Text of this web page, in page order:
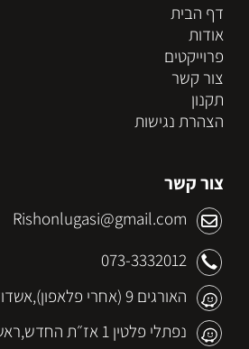
דף הבית
אודות
פרוייקטים
צור קשר
תקנון
הצהרת נגישות
צור קשר
Rishonlugasi@gmail.com
073-3332012
האורגים 9 (אחרי פלאפון),אשדוד
נפתלי פלטין 1 אז״ת החדש,ראשון לציון